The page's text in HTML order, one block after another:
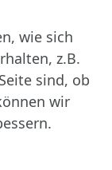
wie sich
z.B.
sind, ob
wir